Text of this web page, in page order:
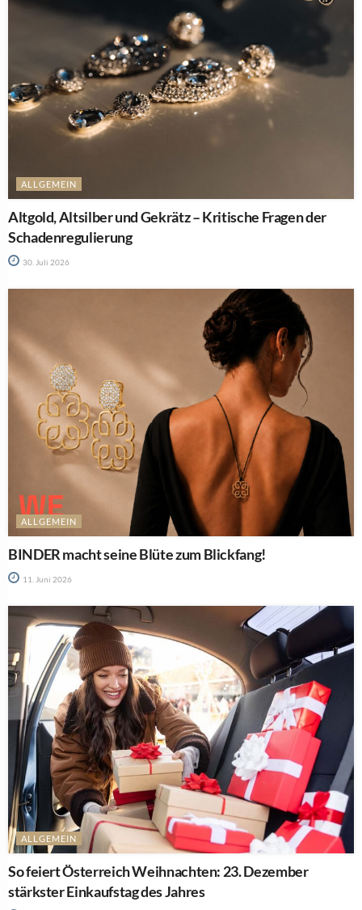
ALLGEMEIN
Altgold, Altsilber und Gekrätz – Kritische Fragen der
Schadenregulierung
30. Juli 2026
ALLGEMEIN
BINDER macht seine Blüte zum Blickfang!
11. Juni 2026
ALLGEMEIN
So feiert Österreich Weihnachten: 23. Dezember
stärkster Einkaufstag des Jahres